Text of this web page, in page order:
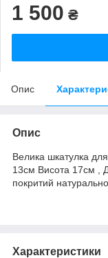
1 500 ₴
Опис
Опис
Велика шкатулка
13см Висота 17см ,
покритий
Характеристики